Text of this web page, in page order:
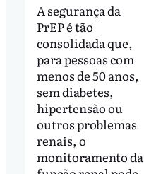
A segurança da
PrEP é tão
consolidada que,
para pessoas com
menos de 50 anos,
sem diabetes,
hipertensão ou
outros problemas
renais, o
monitoramento da